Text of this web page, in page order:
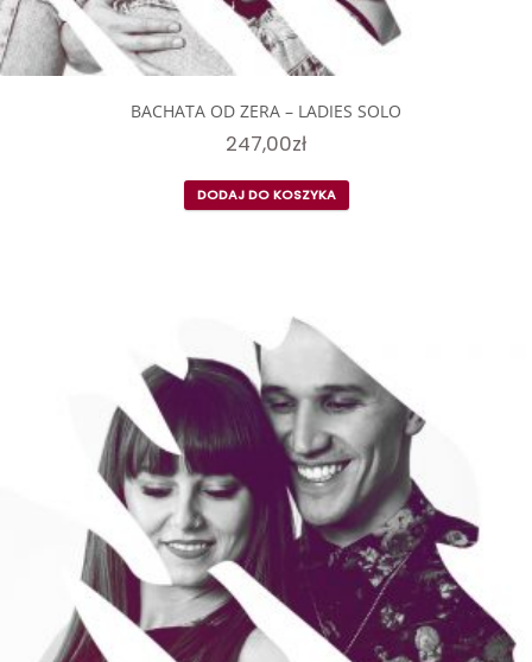
BACHATA OD ZERA – LADIES SOLO
247,00zł
DODAJ DO KOSZYKA